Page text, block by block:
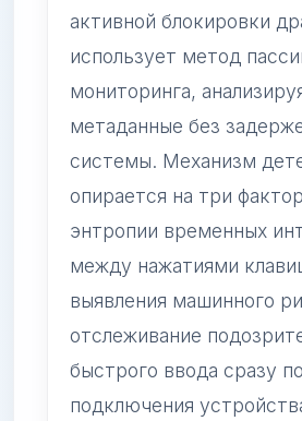
активной блокировки
использует метод
мониторинга,
метаданные без
системы. Механизм
опирается на три
энтропии временных
между нажатиями
выявления машинного
отслеживание
быстрого ввода сразу
подключения